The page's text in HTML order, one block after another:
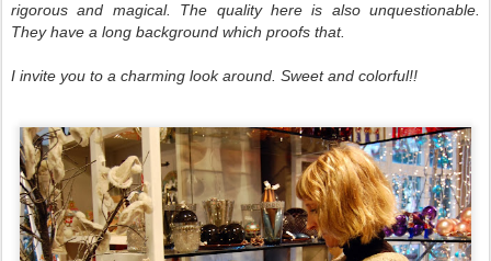
rigorous and magical. The quality here is also unquestionable.
They have a long background which proofs that.
I invite you to a charming look around. Sweet and colorful!!